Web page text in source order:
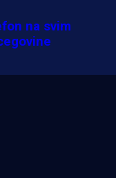
na svim